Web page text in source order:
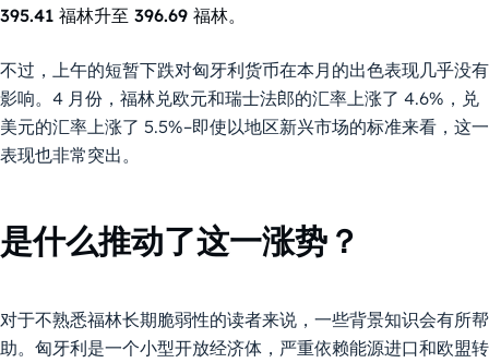
395.41 福林升至 396.69 福林。
不过，上午的短暂下跌对匈牙利货币在本月的出色表现几乎没有
影响。4 月份，福林兑欧元和瑞士法郎的汇率上涨了 4.6%，兑
美元的汇率上涨了 5.5%–即使以地区新兴市场的标准来看，这一
表现也非常突出。
是什么推动了这一涨势？
对于不熟悉福林长期脆弱性的读者来说，一些背景知识会有所帮
助。匈牙利是一个小型开放经济体，严重依赖能源进口和欧盟转